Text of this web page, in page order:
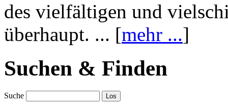
des vielfältigen und
überhaupt. ... [mehr ...]
Suchen & Finden
Suche